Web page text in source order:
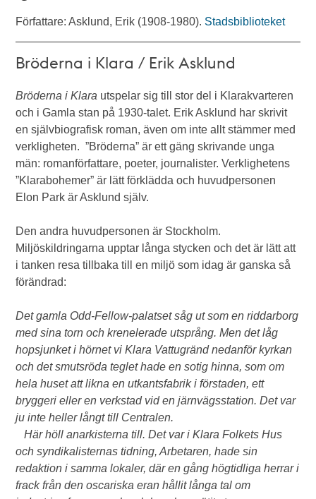
Författare: Asklund, Erik (1908-1980). Stadsbiblioteket
Bröderna i Klara / Erik Asklund
Bröderna i Klara utspelar sig till stor del i Klarakvarteren
och i Gamla stan på 1930-talet. Erik Asklund har skrivit
en självbiografisk roman, även om inte allt stämmer med
verkligheten. ”Bröderna” är ett gäng skrivande unga
män: romanförfattare, poeter, journalister. Verklighetens
”Klarabohemer” är lätt förklädda och huvudpersonen
Elon Park är Asklund själv.
Den andra huvudpersonen är Stockholm.
Miljöskildringarna upptar långa stycken och det är lätt att
i tanken resa tillbaka till en miljö som idag är ganska så
förändrad:
Det gamla Odd-Fellow-palatset såg ut som en riddarborg
med sina torn och krenelerade utsprång. Men det låg
hopsjunket i hörnet vi Klara Vattugränd nedanför kyrkan
och det smutsröda teglet hade en sotig hinna, som om
hela huset att likna en utkantsfabrik i förstaden, ett
bryggeri eller en verkstad vid en järnvägsstation. Det var
ju inte heller långt till Centralen.
Här höll anarkisterna till. Det var i Klara Folkets Hus
och syndikalisternas tidning, Arbetaren, hade sin
redaktion i samma lokaler, där en gång högtidliga herrar i
frack från den oscariska eran hållit långa tal om